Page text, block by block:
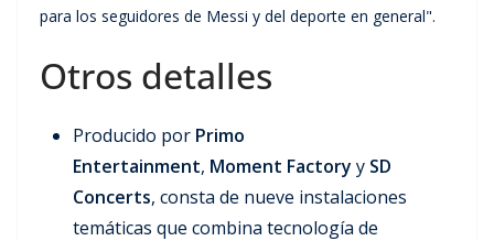
para los seguidores de Messi y del deporte en general".
Otros detalles
Producido por Primo
Entertainment, Moment Factory y SD
Concerts, consta de nueve instalaciones
temáticas que combina tecnología de